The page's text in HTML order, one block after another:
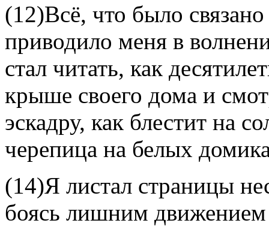
(12)Всё, что было
приводило меня в
стал читать, как
крыше своего дома и
эскадру, как блестит на
черепица на белых
(14)Я листал страницы
боясь лишним